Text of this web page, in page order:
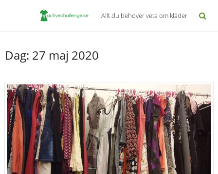
Allt du behöver veta om kläder
Dag: 27 maj 2020